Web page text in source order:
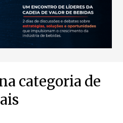
categoria de